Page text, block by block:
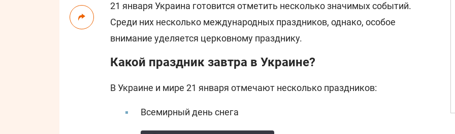
21 января Украина готовится отметить несколько значимых событий.
Среди них несколько международных праздников, однако, особое
внимание уделяется церковному празднику.
Какой праздник завтра в Украине?
В Украине и мире 21 января отмечают несколько праздников:
Всемирный день снега